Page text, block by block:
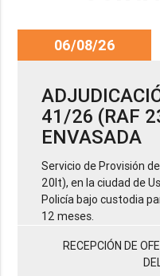
06/08/26
41/26 (RAF
ENVASADA
Servicio de Provisión
20lt), en la ciudad de
Policía bajo custodia
12 meses.
RECEPCIÓN DE